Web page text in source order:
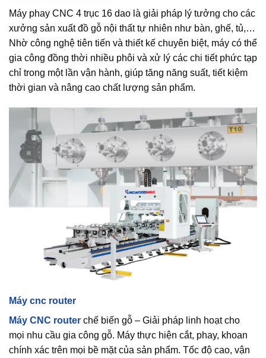
Máy phay CNC 4 trục 16 dao là giải pháp lý tưởng cho các
xưởng sản xuất đồ gỗ nội thất tự nhiên như bàn, ghế, tủ,…
Nhờ công nghệ tiên tiến và thiết kế chuyên biệt, máy có thể
gia công đồng thời nhiều phôi và xử lý các chi tiết phức tạp
chỉ trong một lần vận hành, giúp tăng năng suất, tiết kiệm
thời gian và nâng cao chất lượng sản phẩm.
Máy cnc router
Máy CNC router chế biến gỗ – Giải pháp linh hoạt cho
mọi nhu cầu gia công gỗ. Máy thực hiện cắt, phay, khoan
chính xác trên mọi bề mặt của sản phẩm. Tốc độ cao, vận